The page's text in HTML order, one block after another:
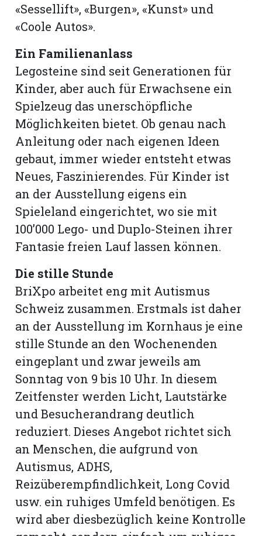
«Sessellift», «Burgen», «Kunst» und
«Coole Autos».
Ein Familienanlass
Legosteine sind seit Generationen für
Kinder, aber auch für Erwachsene ein
Spielzeug das unerschöpfliche
Möglichkeiten bietet. Ob genau nach
Anleitung oder nach eigenen Ideen
gebaut, immer wieder entsteht etwas
Neues, Faszinierendes. Für Kinder ist
an der Ausstellung eigens ein
Spieleland eingerichtet, wo sie mit
100’000 Lego- und Duplo-Steinen ihrer
Fantasie freien Lauf lassen können.
Die stille Stunde
BriXpo arbeitet eng mit Autismus
Schweiz zusammen. Erstmals ist daher
an der Ausstellung im Kornhaus je eine
stille Stunde an den Wochenenden
eingeplant und zwar jeweils am
Sonntag von 9 bis 10 Uhr. In diesem
Zeitfenster werden Licht, Lautstärke
und Besucherandrang deutlich
reduziert. Dieses Angebot richtet sich
an Menschen, die aufgrund von
Autismus, ADHS,
Reizüberempfindlichkeit, Long Covid
usw. ein ruhiges Umfeld benötigen. Es
wird aber diesbezüglich keine Kontrolle